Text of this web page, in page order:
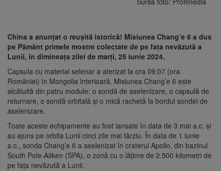
China a anunțat o reușită istorică! Misiunea Chang’e 6 a dus
pe Pământ primele mostre colectate de pe fața nevăzută a
Lunii, în dimineața zilei de marți, 25 iunie 2024.
Capsula cu material selenar a aterizat la ora 09:07 (ora
României) în Mongolia Interioară. Misiunea Chang’e 6 este
alcătuită din patru module: o sondă de aselenizare, o capsulă de
returnare, o sondă orbitală și o mică rachetă la bordul sondei de
aselenizare.
Toate aceste echipamente au fost lansate în data de 3 mai a.c. și
au ajuns pe orbita Lunii cinci zile mai târziu. În data de 1 iunie
a.c., sonda Chang’e 6 a aselenizat în craterul Apollo, din bazinul
South Pole-Aitken (SPA), o zonă cu o lățime de 2.500 kilometri de
pe fața nevăzută a Lunii.